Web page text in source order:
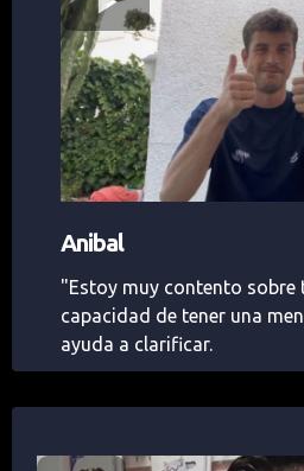
Anibal
"Estoy muy contento sobre
capacidad de tener una
ayuda a clarificar.